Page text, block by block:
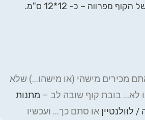
מפרווה – כ- 12*12 ס"מ.
מכירים מישהי (או מישהו…) שלא
לא… בובת קוף שובה לב – מתנות
לוולנטיין או סתם כך… ועכשיו